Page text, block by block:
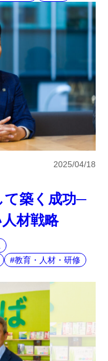
て築く成功─
材戦略
2025/04/18
教育・人材・研修